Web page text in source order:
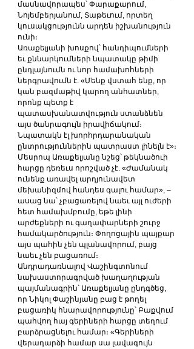
մասնավորապես՝ Փարաքարում,
Նոյեմբերյանում, Տաթեւում, որտեղ
կուսակցությունն արդեն իշխանություն
ունի։
Առաքելյանի խոսքով՝ հանդիպումների
եւ քննարկումների նպատակը թիմի
ընդլայնումն ու նոր համախոհների
ներգրավումն է. «Մենք վստահ ենք, որ
կան բազմաթիվ կարող անհատներ,
որոնք պետք է
պատասխանատվություն ստանձնեն
այս ծանրագույն իրավիճակում։
Նպատակն էլ խորհրդարանական
ընտրություններին պատրաստ լինելն է»։
Մեսրոպ Առաքելյանը նշեց՝ թեկնածուի
հարցը դեռեւս որոշված չէ. «Ժամանակ
ունենք առավել արդյունավետ
մեխանիզմով հանդես գալու համար», –
ասաց նա՝ չբացառելով նաեւ այլ ուժերի
հետ համախմբումը, եթե լինի
արժեքների ու գաղափարների շուրջ
համակարծություն։ Փողոցային պայքար
այս պահին չեն պլանավորում, բայց
նաեւ չեն բացառում։
Անդրադառնալով Վաշինգտոնում
նախաստորագրված խաղաղության
պայմանագրին՝ Առաքելյանը ընդգծեց,
որ Նիկոլ Փաշինյանը բաց է թողել
բացառիկ հնարավորությունը՝ Բաքվում
պահվող հայ գերիների հարցը տեղում
բարձրացնելու համար։ «Գերիների
վերադարձի համար սա լավագույն